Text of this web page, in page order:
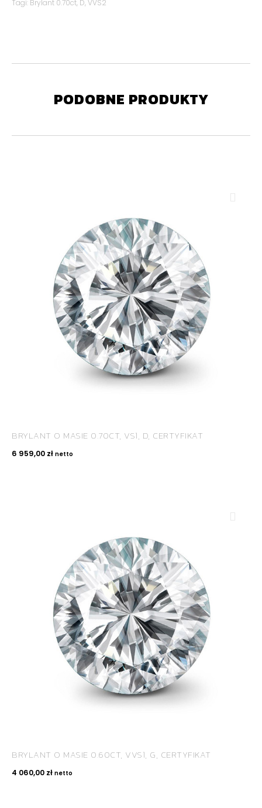
Tagi: Brylant 0.70ct, D,VVS2
PODOBNE PRODUKTY
BRYLANT O MASIE 0.70CT, VS1, D, CERTYFIKAT
6 959,00 zł netto
BRYLANT O MASIE 0.60CT, VVS1, G, CERTYFIKAT
4 060,00 zł netto